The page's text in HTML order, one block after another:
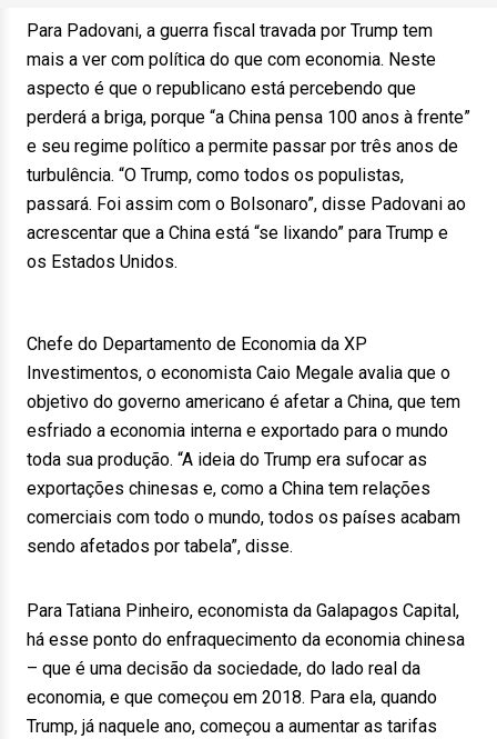
Para Padovani, a guerra fiscal travada por Trump tem
mais a ver com política do que com economia. Neste
aspecto é que o republicano está percebendo que
perderá a briga, porque “a China pensa 100 anos à frente”
e seu regime político a permite passar por três anos de
turbulência. “O Trump, como todos os populistas,
passará. Foi assim com o Bolsonaro”, disse Padovani ao
acrescentar que a China está “se lixando” para Trump e
os Estados Unidos.
Chefe do Departamento de Economia da XP
Investimentos, o economista Caio Megale avalia que o
objetivo do governo americano é afetar a China, que tem
esfriado a economia interna e exportado para o mundo
toda sua produção. “A ideia do Trump era sufocar as
exportações chinesas e, como a China tem relações
comerciais com todo o mundo, todos os países acabam
sendo afetados por tabela”, disse.
Para Tatiana Pinheiro, economista da Galapagos Capital,
há esse ponto do enfraquecimento da economia chinesa
– que é uma decisão da sociedade, do lado real da
economia, e que começou em 2018. Para ela, quando
Trump, já naquele ano, começou a aumentar as tarifas